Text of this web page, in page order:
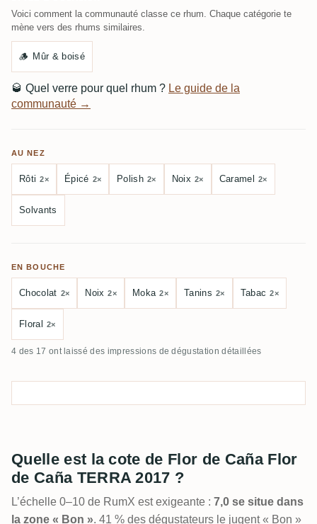
Voici comment la communauté classe ce rhum. Chaque catégorie te
mène vers des rhums similaires.
🪵 Mûr & boisé
🥃 Quel verre pour quel rhum ? Le guide de la
communauté →
AU NEZ
Rôti 2× Épicé 2× Polish 2× Noix 2× Caramel 2×
Solvants
EN BOUCHE
Chocolat 2× Noix 2× Moka 2× Tanins 2× Tabac 2×
Floral 2×
4 des 17 ont laissé des impressions de dégustation détaillées
Quelle est la cote de Flor de Caña Flor
de Caña TERRA 2017 ?
L’échelle 0–10 de RumX est exigeante : 7,0 se situe dans
la zone « Bon ». 41 % des dégustateurs le jugent « Bon »